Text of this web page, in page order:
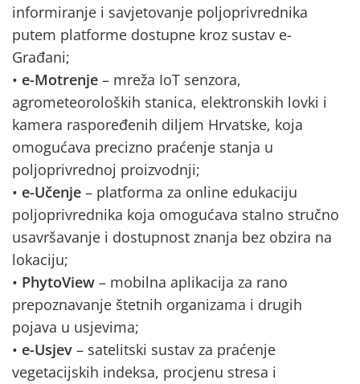
informiranje i savjetovanje poljoprivrednika
putem platforme dostupne kroz sustav e-
Građani;
• e-Motrenje – mreža IoT senzora,
agrometeoroloških stanica, elektronskih lovki i
kamera raspoređenih diljem Hrvatske, koja
omogućava precizno praćenje stanja u
poljoprivrednoj proizvodnji;
• e-Učenje – platforma za online edukaciju
poljoprivrednika koja omogućava stalno stručno
usavršavanje i dostupnost znanja bez obzira na
lokaciju;
• PhytoView – mobilna aplikacija za rano
prepoznavanje štetnih organizama i drugih
pojava u usjevima;
• e-Usjev – satelitski sustav za praćenje
vegetacijskih indeksa, procjenu stresa i